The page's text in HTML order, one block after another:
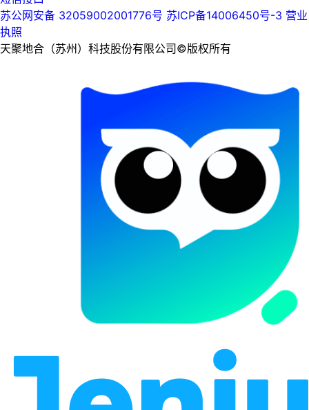
苏公网安备 32059002001776号 苏ICP备14006450号-3 营业
执照
天聚地合（苏州）科技股份有限公司©版权所有